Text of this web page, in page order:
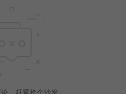
，赶紧抢个沙发